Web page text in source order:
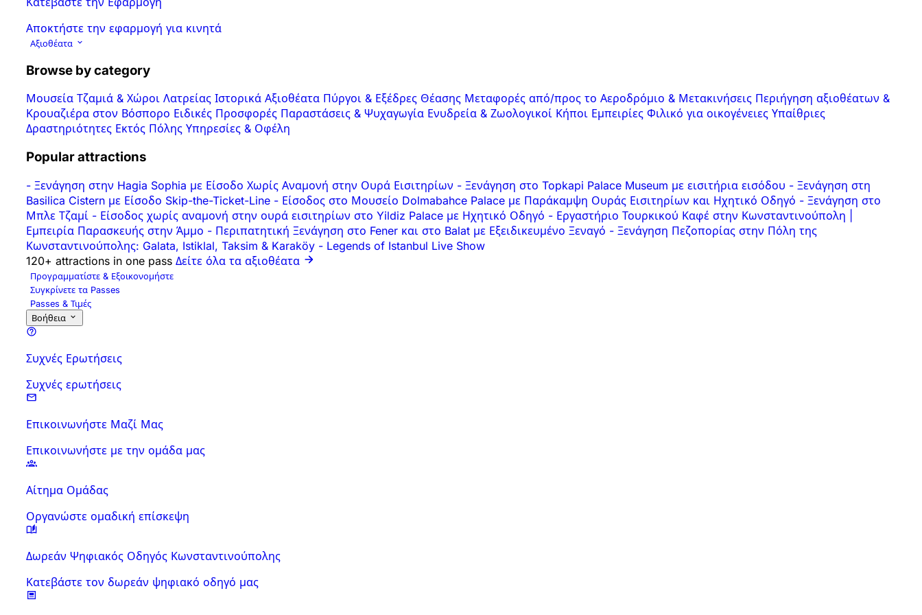
Αποκτήστε την εφαρμογή για κινητά
Αξιοθέατα
Browse by category
Μουσεία Τζαμιά & Χώροι Λατρείας Ιστορικά Αξιοθέατα Πύργοι & Εξέδρες Θέασης Μεταφορές από/προς το Αεροδρόμιο & Μετακινήσεις Περιήγηση αξιοθέατων &
Κρουαζιέρα στον Βόσπορο Ειδικές Προσφορές Παραστάσεις & Ψυχαγωγία Ενυδρεία & Ζωολογικοί Κήποι Εμπειρίες Φιλικό για οικογένειες Υπαίθριες
Δραστηριότητες Εκτός Πόλης Υπηρεσίες & Οφέλη
Popular attractions
- Ξενάγηση στην Hagia Sophia με Είσοδο Χωρίς Αναμονή στην Ουρά Εισιτηρίων - Ξενάγηση στο Topkapi Palace Museum με εισιτήρια εισόδου - Ξενάγηση στη
Basilica Cistern με Είσοδο Skip-the-Ticket-Line - Είσοδος στο Μουσείο Dolmabahce Palace με Παράκαμψη Ουράς Εισιτηρίων και Ηχητικό Οδηγό - Ξενάγηση στο
Μπλε Τζαμί - Είσοδος χωρίς αναμονή στην ουρά εισιτηρίων στο Yildiz Palace με Ηχητικό Οδηγό - Εργαστήριο Τουρκικού Καφέ στην Κωνσταντινούπολη |
Εμπειρία Παρασκευής στην Άμμο - Περιπατητική Ξενάγηση στο Fener και στο Balat με Εξειδικευμένο Ξεναγό - Ξενάγηση Πεζοπορίας στην Πόλη της
Κωνσταντινούπολης: Galata, Istiklal, Taksim & Karaköy - Legends of Istanbul Live Show
120+ attractions in one pass Δείτε όλα τα αξιοθέατα
Προγραμματίστε & Εξοικονομήστε
Συγκρίνετε τα Passes
Passes & Τιμές
Βοήθεια
Συχνές Ερωτήσεις
Συχνές ερωτήσεις
Επικοινωνήστε Μαζί Μας
Επικοινωνήστε με την ομάδα μας
Αίτημα Ομάδας
Οργανώστε ομαδική επίσκεψη
Δωρεάν Ψηφιακός Οδηγός Κωνσταντινούπολης
Κατεβάστε τον δωρεάν ψηφιακό οδηγό μας